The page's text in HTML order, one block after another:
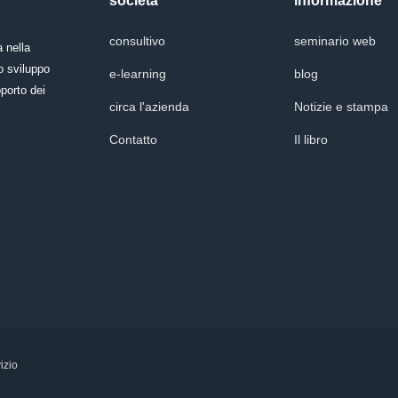
nella
sviluppo
dei
consultivo
e-learning
circa l'azienda
Contatto
seminario web
blog
Notizie e stampa
Il libro